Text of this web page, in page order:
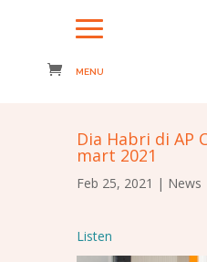
Dia Habri di AP
mart 2021
Feb 25, 2021 | News
Listen